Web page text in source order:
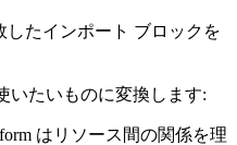
たインポート ブロックを
いたいものに変換します:
はリソース間の関係を理